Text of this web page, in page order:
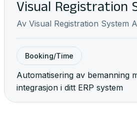
Visual Registration
Av Visual Registration System
Booking/Time
Automatisering av bemanning
integrasjon i ditt ERP system